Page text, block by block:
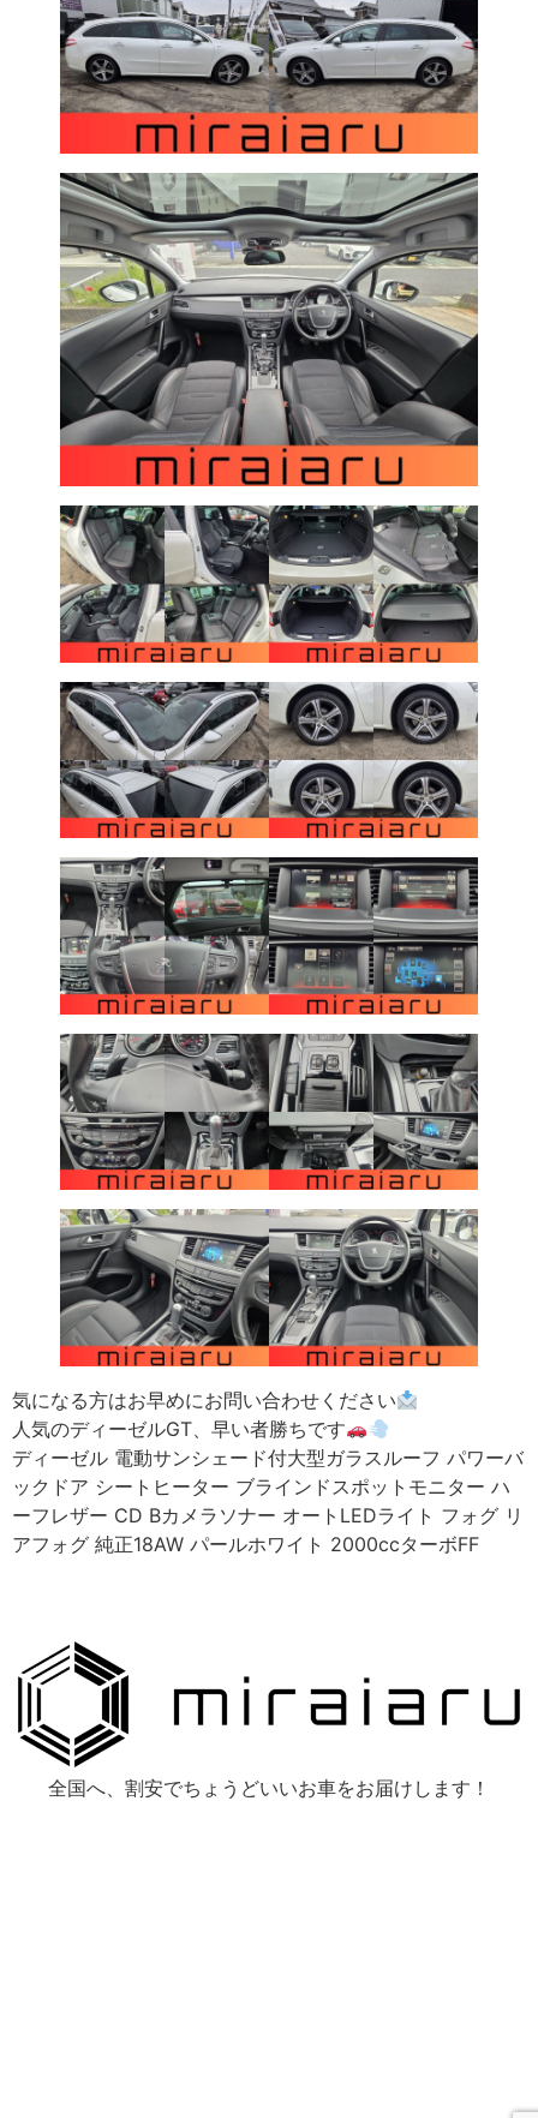
気になる方はお早めにお問い合わせください
人気のディーゼルGT、早い者勝ちです
ディーゼル 電動サンシェード付大型ガラスルーフ パワーバ
ックドア シートヒーター ブラインドスポットモニター ハ
ーフレザー CD Bカメラソナー オートLEDライト フォグ リ
アフォグ 純正18AW パールホワイト 2000ccターボFF
全国へ、割安でちょうどいいお車をお届けします！